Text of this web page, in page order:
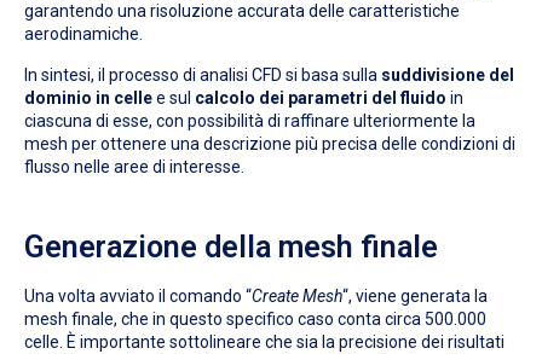
garantendo una risoluzione accurata delle caratteristiche
aerodinamiche.
In sintesi, il processo di analisi CFD si basa sulla suddivisione del
dominio in cellee sul calcolo dei parametri del fluido in
ciascuna di esse, con possibilità di raffinare ulteriormente la
mesh per ottenere una descrizione più precisa delle condizioni di
flusso nelle aree di interesse.
Generazione della mesh finale
Una volta avviato il comando “Create Mesh“, viene generata la
mesh finale, che in questo specifico caso conta circa 500.000
celle. È importante sottolineare che sia la precisione dei risultati